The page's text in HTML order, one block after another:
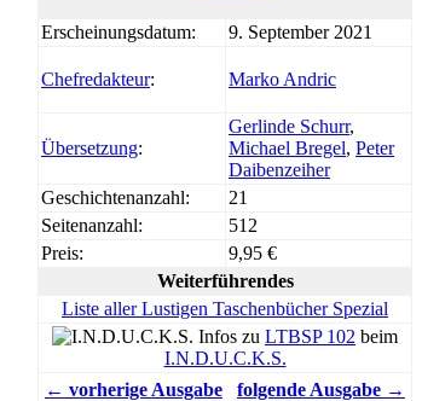
Erscheinungsdatum: 9. September 2021
Chefredakteur: Marko Andric
Übersetzung:
Gerlinde Schurr,
Michael Bregel, Peter
Daibenzeiher
Geschichtenanzahl:
21
Seitenanzahl:
512
Preis:
9,95 €
Weiterführendes
Liste aller Lustigen Taschenbücher Spezial
Infos zu LTBSP 102 beim
I.N.D.U.C.K.S.
← vorherige Ausgabe
folgende Ausgabe →